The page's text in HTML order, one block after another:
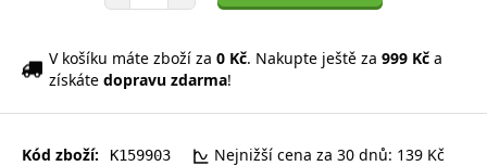
V košíku máte zboží za 0 Kč. Nakupte ještě za 999 Kč a
získáte dopravu zdarma!
Kód zboží: K159903
Nejnižší cena za 30 dnů: 139 Kč